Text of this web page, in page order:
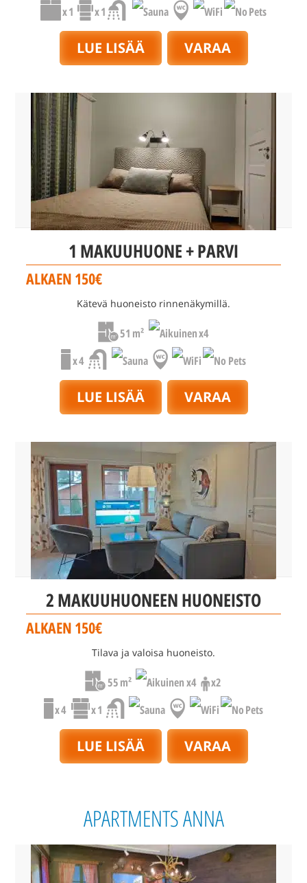
x 1
x 1
LUE LISÄÄ VARAA
1 MAKUUHUONE + PARVI
ALKAEN 150€
Kätevä huoneisto rinnenäkymillä.
51 m²
x4
x 4
LUE LISÄÄ VARAA
2 MAKUUHUONEEN HUONEISTO
ALKAEN 150€
Tilava ja valoisa huoneisto.
55 m² x4
x2
x 4
x 1
LUE LISÄÄ VARAA
APARTMENTS ANNA